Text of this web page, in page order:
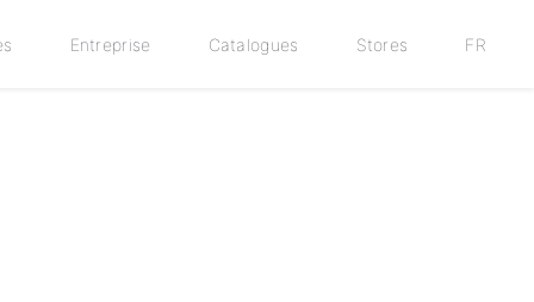
Entreprise Catalogues Stores FR